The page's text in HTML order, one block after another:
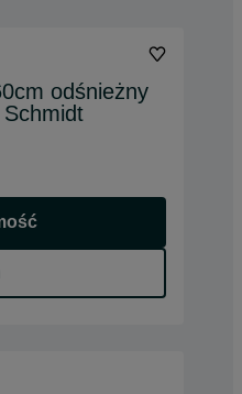
odśnieżny